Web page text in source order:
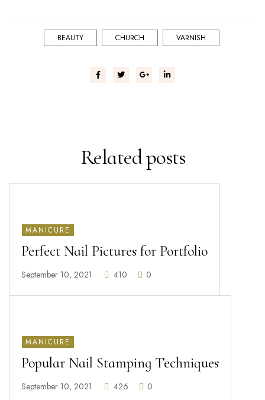
BEAUTY CHURCH VARNISH
Relatedposts
MANICURE
Perfect Nail Pictures for Portfolio
September 10, 2021 410 0
MANICURE
Popular Nail Stamping Techniques
September 10, 2021 426 0